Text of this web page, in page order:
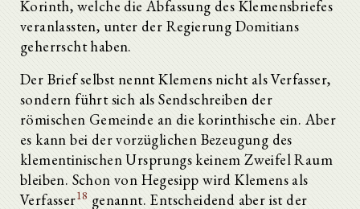
Korinth, welche die Abfassung des Klemensbriefes
veranlassten, unter der Regierung Domitians
geherrscht haben.
Der Brief selbst nennt Klemens nicht als Verfasser,
sondern führt sich als Sendschreiben der
römischen Gemeinde an die korinthische ein. Aber
es kann bei der vorzüglichen Bezeugung des
klementinischen Ursprungs keinem Zweifel Raum
bleiben. Schon von Hegesipp wird Klemens als
Verfasser18 genannt. Entscheidend aber ist der